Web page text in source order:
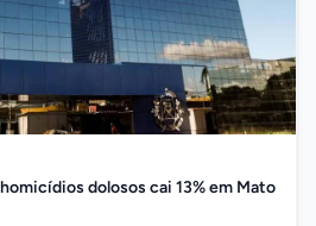
dolosos cai 13% em Mato